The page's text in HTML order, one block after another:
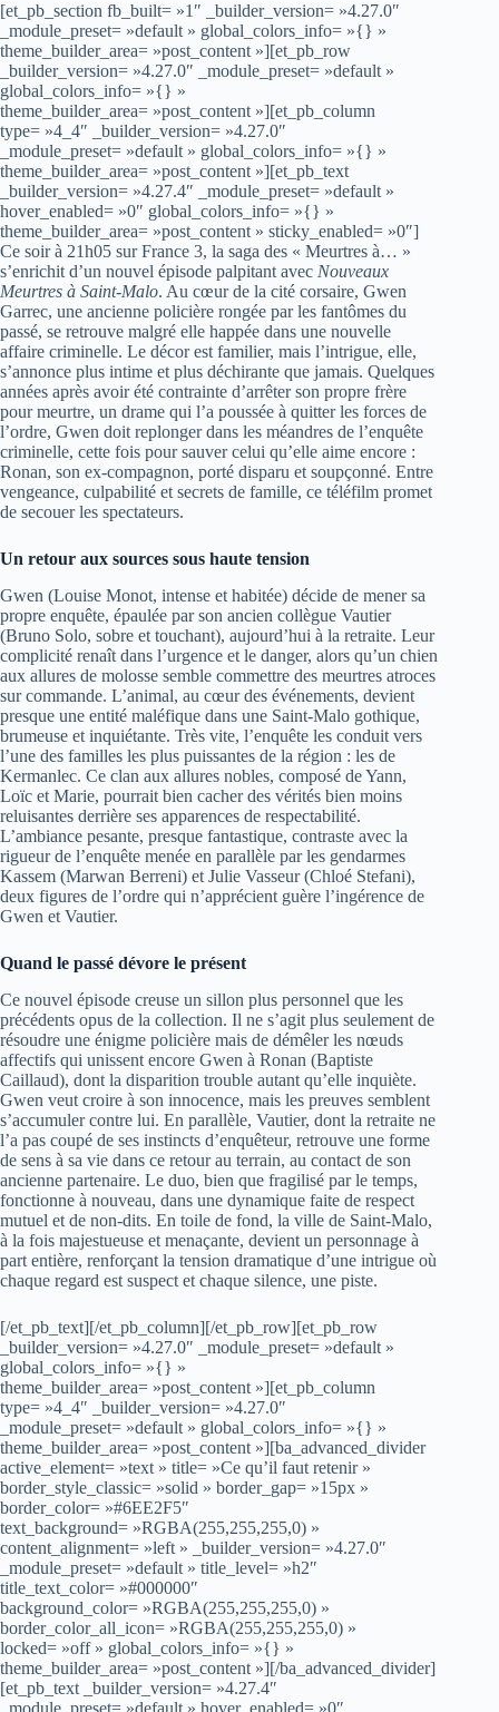
[et_pb_section fb_built= »1″ _builder_version= »4.27.0″
_module_preset= »default » global_colors_info= »{} »
theme_builder_area= »post_content »][et_pb_row
_builder_version= »4.27.0″ _module_preset= »default »
global_colors_info= »{} »
theme_builder_area= »post_content »][et_pb_column
type= »4_4″ _builder_version= »4.27.0″
_module_preset= »default » global_colors_info= »{} »
theme_builder_area= »post_content »][et_pb_text
_builder_version= »4.27.4″ _module_preset= »default »
hover_enabled= »0″ global_colors_info= »{} »
theme_builder_area= »post_content » sticky_enabled= »0″]
Ce soir à 21h05 sur France 3, la saga des « Meurtres à… »
s’enrichit d’un nouvel épisode palpitant avec Nouveaux
Meurtres à Saint-Malo. Au cœur de la cité corsaire, Gwen
Garrec, une ancienne policière rongée par les fantômes du
passé, se retrouve malgré elle happée dans une nouvelle
affaire criminelle. Le décor est familier, mais l’intrigue, elle,
s’annonce plus intime et plus déchirante que jamais. Quelques
années après avoir été contrainte d’arrêter son propre frère
pour meurtre, un drame qui l’a poussée à quitter les forces de
l’ordre, Gwen doit replonger dans les méandres de l’enquête
criminelle, cette fois pour sauver celui qu’elle aime encore :
Ronan, son ex-compagnon, porté disparu et soupçonné. Entre
vengeance, culpabilité et secrets de famille, ce téléfilm promet
de secouer les spectateurs.
Un retour aux sources sous haute tension
Gwen (Louise Monot, intense et habitée) décide de mener sa
propre enquête, épaulée par son ancien collègue Vautier
(Bruno Solo, sobre et touchant), aujourd’hui à la retraite. Leur
complicité renaît dans l’urgence et le danger, alors qu’un chien
aux allures de molosse semble commettre des meurtres atroces
sur commande. L’animal, au cœur des événements, devient
presque une entité maléfique dans une Saint-Malo gothique,
brumeuse et inquiétante. Très vite, l’enquête les conduit vers
l’une des familles les plus puissantes de la région : les de
Kermanlec. Ce clan aux allures nobles, composé de Yann,
Loïc et Marie, pourrait bien cacher des vérités bien moins
reluisantes derrière ses apparences de respectabilité.
L’ambiance pesante, presque fantastique, contraste avec la
rigueur de l’enquête menée en parallèle par les gendarmes
Kassem (Marwan Berreni) et Julie Vasseur (Chloé Stefani),
deux figures de l’ordre qui n’apprécient guère l’ingérence de
Gwen et Vautier.
Quand le passé dévore le présent
Ce nouvel épisode creuse un sillon plus personnel que les
précédents opus de la collection. Il ne s’agit plus seulement de
résoudre une énigme policière mais de démêler les nœuds
affectifs qui unissent encore Gwen à Ronan (Baptiste
Caillaud), dont la disparition trouble autant qu’elle inquiète.
Gwen veut croire à son innocence, mais les preuves semblent
s’accumuler contre lui. En parallèle, Vautier, dont la retraite ne
l’a pas coupé de ses instincts d’enquêteur, retrouve une forme
de sens à sa vie dans ce retour au terrain, au contact de son
ancienne partenaire. Le duo, bien que fragilisé par le temps,
fonctionne à nouveau, dans une dynamique faite de respect
mutuel et de non-dits. En toile de fond, la ville de Saint-Malo,
à la fois majestueuse et menaçante, devient un personnage à
part entière, renforçant la tension dramatique d’une intrigue où
chaque regard est suspect et chaque silence, une piste.
[/et_pb_text][/et_pb_column][/et_pb_row][et_pb_row
_builder_version= »4.27.0″ _module_preset= »default »
global_colors_info= »{} »
theme_builder_area= »post_content »][et_pb_column
type= »4_4″ _builder_version= »4.27.0″
_module_preset= »default » global_colors_info= »{} »
theme_builder_area= »post_content »][ba_advanced_divider
active_element= »text » title= »Ce qu’il faut retenir »
border_style_classic= »solid » border_gap= »15px »
border_color= »#6EE2F5″
text_background= »RGBA(255,255,255,0) »
content_alignment= »left » _builder_version= »4.27.0″
_module_preset= »default » title_level= »h2″
title_text_color= »#000000″
background_color= »RGBA(255,255,255,0) »
border_color_all_icon= »RGBA(255,255,255,0) »
locked= »off » global_colors_info= »{} »
theme_builder_area= »post_content »][/ba_advanced_divider]
[et_pb_text _builder_version= »4.27.4″
_module_preset= »default » hover_enabled= »0″